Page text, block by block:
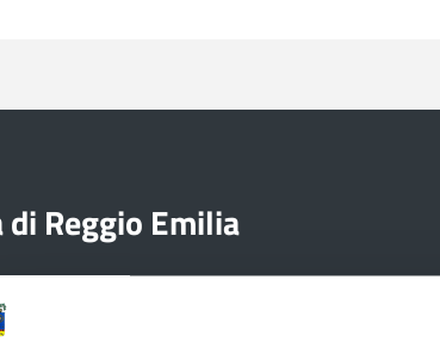
di Reggio Emilia